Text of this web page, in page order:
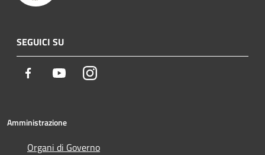
SEGUICI SU
Facebook YoutubeInstagram
Amministrazione
Organi di Governo